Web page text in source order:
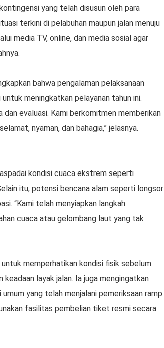
yang telah disusun oleh para
terkini di pelabuhan maupun jalan menuju
media TV, online, dan media sosial agar
bahwa pengalaman pelaksanaan
meningkatkan pelayanan tahun ini.
evaluasi. Kami berkomitmen memberikan
nyaman, dan bahagia,” jelasnya.
kondisi cuaca ekstrem seperti
itu, potensi bencana alam seperti longsor
“Kami telah menyiapkan langkah
cuaca atau gelombang laut yang tak
memperhatikan kondisi fisik sebelum
layak jalan. Ia juga mengingatkan
yang telah menjalani pemeriksaan ramp
fasilitas pembelian tiket resmi secara